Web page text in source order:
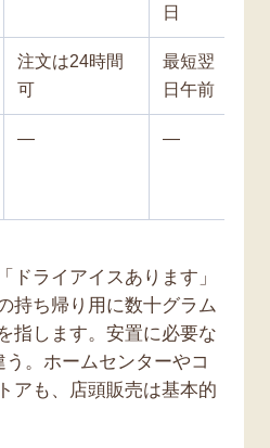
日
注文は24時間
可
最短翌
日午前
— —
ドライアイスあります」
持ち帰り用に数十グラム
指します。安置に必要な
。ホームセンターやコ
アも、店頭販売は基本的